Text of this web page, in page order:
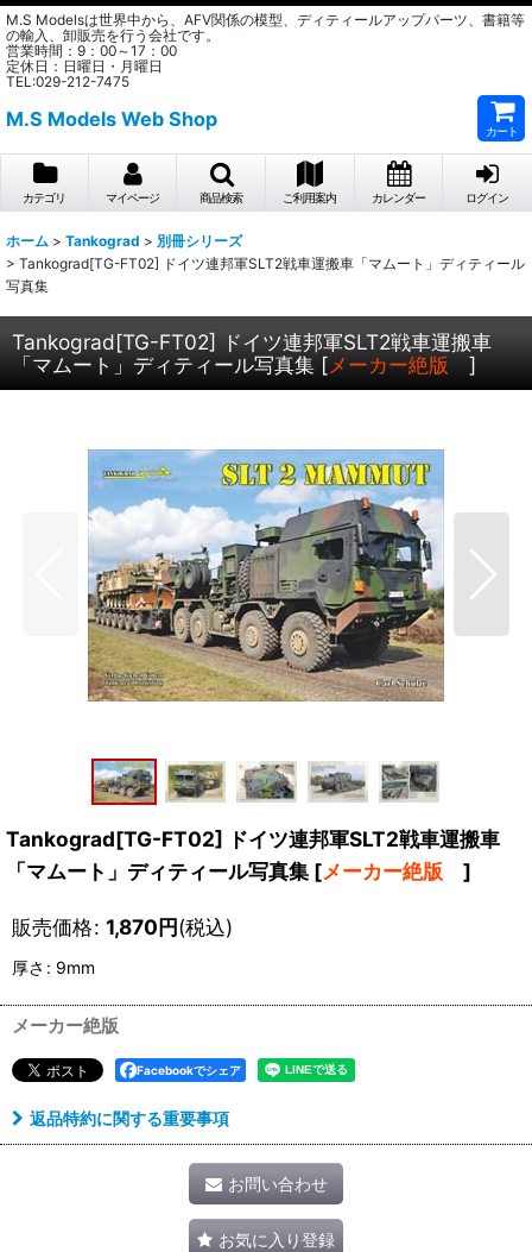
M.S Modelsは世界中から、AFV関係の模型、ディティールアップパーツ、書籍等
の輸入、卸販売を行う会社です。
営業時間：9：00～17：00
定休日：日曜日・月曜日
TEL:029-212-7475
M.S Models Web Shop
カート
カテゴリ マイページ 商品検索 ご利用案内 カレンダー ログイン
ホーム > Tankograd > 別冊シリーズ
> Tankograd[TG-FT02] ドイツ連邦軍SLT2戦車運搬車「マムート」ディティール
写真集
Tankograd[TG-FT02] ドイツ連邦軍SLT2戦車運搬車
「マムート」ディティール写真集 [メーカー絶版 ]
Tankograd[TG-FT02] ドイツ連邦軍SLT2戦車運搬車
「マムート」ディティール写真集 [メーカー絶版 ]
販売価格: 1,870円(税込)
厚さ : 9mm
メーカー絶版
Facebookでシェア
返品特約に関する重要事項
お問い合わせ
お気に入り登録